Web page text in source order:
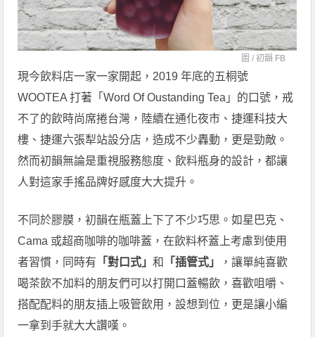
圖 /初韻 FB
現今飲料店一家一家開起，2019 年底的五桐號
WOOTEA 打著「Word Of Oustanding Tea」的口號，戒
不了的飲時尚席捲台灣，陸續在通化夜市、捷運科技大
樓、捷運六張犁站設分店，造成不少轟動，更是勁敵。
然而初韻無論是重視服務態度、飲料瓶身的設計，都讓
人對這家手搖品牌好感度大大提升。
不同於膠膜，初韻在瓶蓋上下了不少巧思。如星巴克、
Cama 或超商咖啡的咖啡蓋，在飲料杯蓋上考慮到使用
者習慣，同時有 「對口式」和 「插管式」
，讓單純喜歡
喝茶飲不加料的朋友們可以打開口蓋暢飲，喜歡咀嚼、
搭配配料的朋友插上吸管飲用，設想到位，更是讓小編
一拿到手就大大讚嘆。